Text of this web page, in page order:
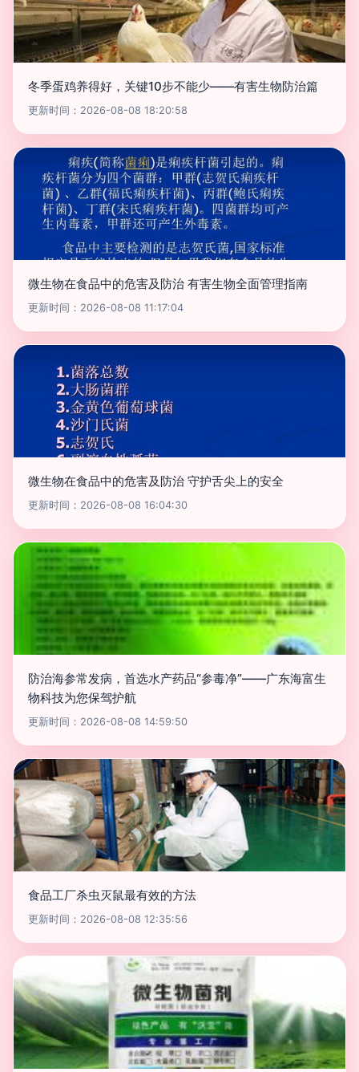
冬季蛋鸡养得好，关键10步不能少——有害生物防治篇
更新时间：2026-08-08 18:20:58
微生物在食品中的危害及防治 有害生物全面管理指南
更新时间：2026-08-08 11:17:04
微生物在食品中的危害及防治 守护舌尖上的安全
更新时间：2026-08-08 16:04:30
防治海参常发病，首选水产药品“参毒净”——广东海富生
物科技为您保驾护航
更新时间：2026-08-08 14:59:50
食品工厂杀虫灭鼠最有效的方法
更新时间：2026-08-08 12:35:56